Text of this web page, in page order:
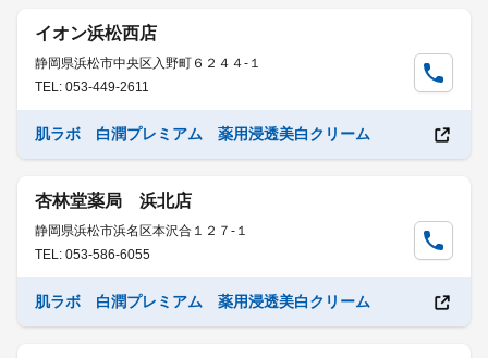
イオン浜松西店
静岡県浜松市中央区入野町６２４４-１
TEL: 053-449-2611
肌ラボ 白潤プレミアム 薬用浸透美白クリーム
杏林堂薬局 浜北店
静岡県浜松市浜名区本沢合１２７-１
TEL: 053-586-6055
肌ラボ 白潤プレミアム 薬用浸透美白クリーム